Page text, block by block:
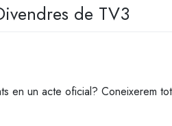
de TV3
en un acte oficial? Coneixerem